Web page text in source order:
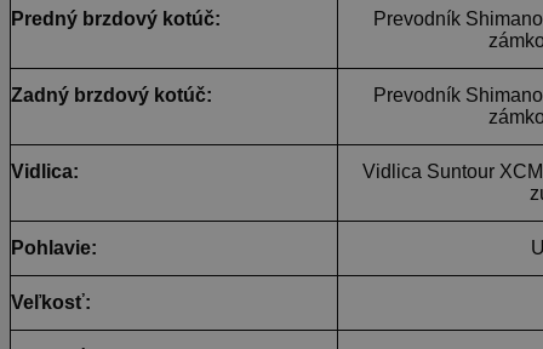
Predný brzdový kotúč:
Prevodník
Zadný brzdový kotúč:
Prevodník
Vidlica:
Vidlica Suntour
Pohlavie:
Veľkosť: